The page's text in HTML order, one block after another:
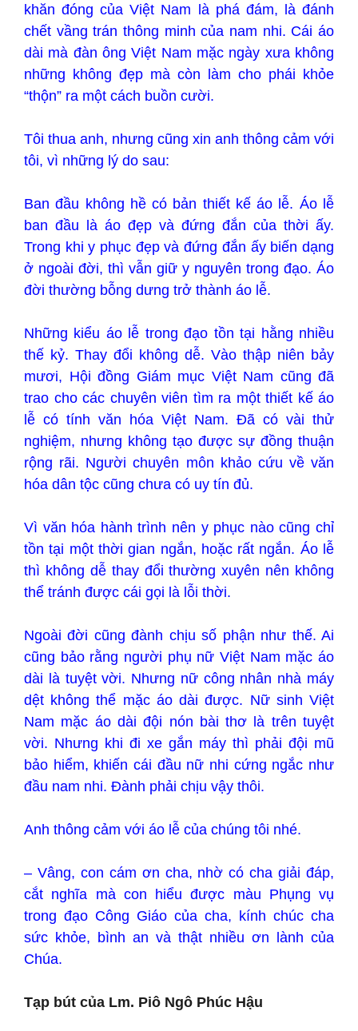
khăn đóng của Việt Nam là phá đám, là đánh
chết vầng trán thông minh của nam nhi. Cái áo
dài mà đàn ông Việt Nam mặc ngày xưa không
những không đẹp mà còn làm cho phái khỏe
“thộn” ra một cách buồn cười.
Tôi thua anh, nhưng cũng xin anh thông cảm với
tôi, vì những lý do sau:
Ban đầu không hề có bản thiết kế áo lễ. Áo lễ
ban đầu là áo đẹp và đứng đắn của thời ấy.
Trong khi y phục đẹp và đứng đắn ấy biến dạng
ở ngoài đời, thì vẫn giữ y nguyên trong đạo. Áo
đời thường bỗng dưng trở thành áo lễ.
Những kiểu áo lễ trong đạo tồn tại hằng nhiều
thế kỷ. Thay đổi không dễ. Vào thập niên bảy
mươi, Hội đồng Giám mục Việt Nam cũng đã
trao cho các chuyên viên tìm ra một thiết kế áo
lễ có tính văn hóa Việt Nam. Đã có vài thử
nghiệm, nhưng không tạo được sự đồng thuận
rộng rãi. Người chuyên môn khảo cứu về văn
hóa dân tộc cũng chưa có uy tín đủ.
Vì văn hóa hành trình nên y phục nào cũng chỉ
tồn tại một thời gian ngắn, hoặc rất ngắn. Áo lễ
thì không dễ thay đổi thường xuyên nên không
thể tránh được cái gọi là lỗi thời.
Ngoài đời cũng đành chịu số phận như thế. Ai
cũng bảo rằng người phụ nữ Việt Nam mặc áo
dài là tuyệt vời. Nhưng nữ công nhân nhà máy
dệt không thể mặc áo dài được. Nữ sinh Việt
Nam mặc áo dài đội nón bài thơ là trên tuyệt
vời. Nhưng khi đi xe gắn máy thì phải đội mũ
bảo hiểm, khiến cái đầu nữ nhi cứng ngắc như
đầu nam nhi. Đành phải chịu vậy thôi.
Anh thông cảm với áo lễ của chúng tôi nhé.
– Vâng, con cám ơn cha, nhờ có cha giải đáp,
cắt nghĩa mà con hiểu được màu Phụng vụ
trong đạo Công Giáo của cha, kính chúc cha
sức khỏe, bình an và thật nhiều ơn lành của
Chúa.
Tạp bút của Lm. Piô Ngô Phúc Hậu